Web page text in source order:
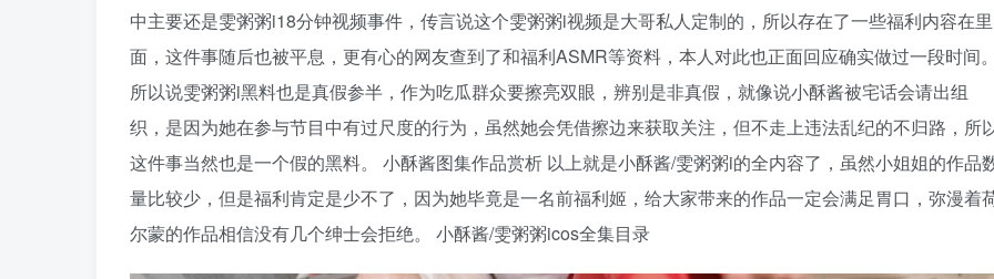
中主要还是雯粥粥i18分钟视频事件，传言说这个雯粥粥i视频是大哥私人定制的，所以存在了一些福利内容在里
面，这件事随后也被平息，更有心的网友查到了和福利ASMR等资料，本人对此也正面回应确实做过一段时间
所以说雯粥粥i黑料也是真假参半，作为吃瓜群众要擦亮双眼，辨别是非真假，就像说小酥酱被宅话会请出组
织，是因为她在参与节目中有过尺度的行为，虽然她会凭借擦边来获取关注，但不走上违法乱纪的不归路，所
这件事当然也是一个假的黑料。 小酥酱图集作品赏析 以上就是小酥酱/雯粥粥i的全内容了，虽然小姐姐的作品
量比较少，但是福利肯定是少不了，因为她毕竟是一名前福利姬，给大家带来的作品一定会满足胃口，弥漫着
尔蒙的作品相信没有几个绅士会拒绝。 小酥酱/雯粥粥icos全集目录